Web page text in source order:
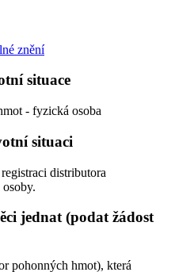
znění
situace
- fyzická osoba
situaci
distributora
jednat (podat žádost
pohonných hmot), která